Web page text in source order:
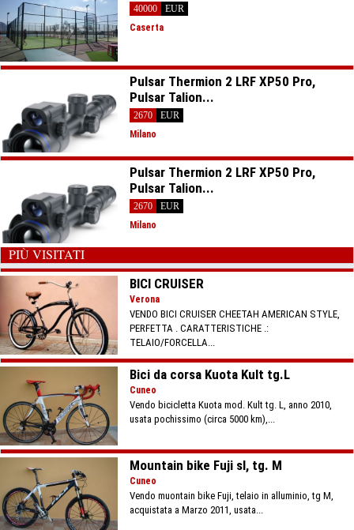
40000
EUR
Caserta
Pulsar Thermion 2 LRF XP50 Pro,
Pulsar Talion...
2670
EUR
Milano
Pulsar Thermion 2 LRF XP50 Pro,
Pulsar Talion...
2670
EUR
Milano
PIÙ VISITATI
BICI CRUISER
Verona
VENDO BICI CRUISER CHEETAH AMERICAN STYLE,
PERFETTA . CARATTERISTICHE .:
TELAIO/FORCELLA...
Bici da corsa Kuota Kult tg.L
Cuneo
Vendo bicicletta Kuota mod. Kult tg. L, anno 2010,
usata pochissimo (circa 5000 km),...
Mountain bike Fuji sl, tg. M
Cuneo
Vendo muontain bike Fuji, telaio in alluminio, tg M,
acquistata a Marzo 2011, usata...